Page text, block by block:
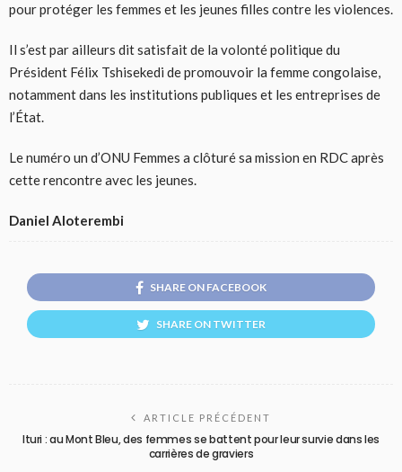
pour protéger les femmes et les jeunes filles contre les violences.
Il s’est par ailleurs dit satisfait de la volonté politique du
Président Félix Tshisekedi de promouvoir la femme congolaise,
notamment dans les institutions publiques et les entreprises de
l’État.
Le numéro un d’ONU Femmes a clôturé sa mission en RDC après
cette rencontre avec les jeunes.
Daniel Aloterembi
SHARE ON FACEBOOK
SHARE ON TWITTER
ARTICLE PRÉCÉDENT
Ituri : au Mont Bleu, des femmes se battent pour leur survie dans les
carrières de graviers